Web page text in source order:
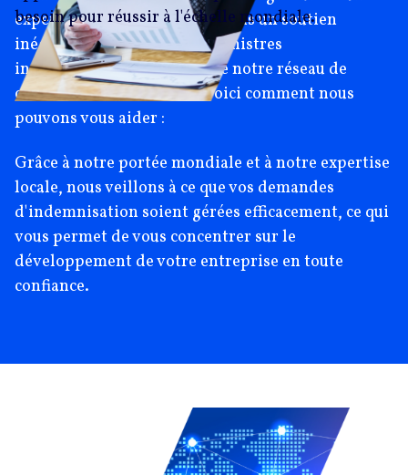
besoin pour réussir à l'échelle mondiale.
expertise localisée. Nous offrons un soutien
inégalé dans la gestion des sinistres
internationaux avec l'aide de notre réseau de
courtiers internationaux. Voici comment nous
pouvons vous aider :
Grâce à notre portée mondiale et à notre expertise
locale, nous veillons à ce que vos demandes
d'indemnisation soient gérées efficacement, ce qui
vous permet de vous concentrer sur le
développement de votre entreprise en toute
confiance.